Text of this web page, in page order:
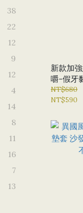
38
22
12
9
12
4
14
8
11
16
7
13
新款加
嚼-假牙
NT$680
NT$590